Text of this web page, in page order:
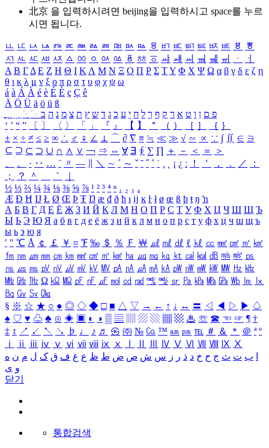
北京 을 입력하시려면 beijing을 입력하시고 space를 누르
시면 됩니다.
ㅥ ㅦ ㅧ ㅨ ㅩ ㅪ ㅫ ㅬ ㅭ ㅮ ㅯ ㅰ ㅱ ㅲ ㅳ ㅴ ㅵ ㅶ ㅷ ㅸ
ㅹ
ㅺ ㅻ ㅼ ㅽ ㅾ ㅿ ㆀ ㆁ ㆂ ㆃ ㆄ ㆅ ㆆ ㆇ ㆈ ㆉ ㆊ ㆋ ㆌ ㆍ
ㆎ
Α Β ΓΔ Ε Ζ Η Θ Ι ΚΛ Μ Ν Ξ Ο Π Ρ Σ ΤΥ Φ Χ Ψ Ω α β γ δ ε ζ η
θ ι κ λ μ ν ξ ο π ρ σ τ υ φ χ ψ ω
á à Á À é è É È ç Ç ê
Ä Ö Ü ä ö ü ß
ִֶֹ ֻּ ׁׂ פ ם ן ו ט א ר ק ף ך ל ח י ע כ ג ד ש ץ ת צ מ נ ה ב
‘ ’ “ ” 〔 〕 〈 〉 「 」 『 』 【 】 ＂ （ ） ［ ］ ｛ ｝
± × ÷ ≠ ≤ ≥ ∞ ∴ ♂ ♀ ∠ ⊥ ⌒ ∂ ∇ ≡ ≒ ≪ ≫ √ ∽ ∝ ∵ ∫ ∬ ∈ ∋
⊆ ⊇ ⊂ ⊃ ∪ ∩ ∧ ∨ ￢ ⇒ ⇔ ∀ ∃ ∮ ∑ ∏ ＋ － ＜ ＝
＞
、
。 · ‥ … ¨ 〃 ― ＼ ∼ ´ ～ ˇ ˘ ˝ ˚ ˙ ¸ ¡ ¿ ː ！ ＇ ， ． ／
：
；
？ ＾ ｀
½ ⅓ ⅔ ¼ ¾ ⅛ ⅜ ⅝ ⅞ ¹ ² ³ ⁴ ⁿ ₁ ₂ ₃ ₄
Æ Ð Ħ Ĳ Ł Ø Œ Þ Ŧ Ŋ æ đ ð ħ ı ĳ ĸ ŀ ł ø œ ß þ ŧ ŋ ŉ
А Б В Г Д Е Ё Ж З И Й К Л М Н О П Р С Т У Ф Х Ц Ч Ш Щ Ъ
Ы Ь Э Ю Я а б в г д е ё ж з и й к л м н о п р с т у ф х ц ч ш щ ъ
ы ь э ю я
′ ″ ℃ Å ￠ ￡ ￥ ¤ ℉ ‰ ＄ ％ Ｆ ￦ ㎕ ㎖ ㎗ ℓ ㎘ ㏄ ㎣ ㎤ ㎥ ㎦
㎙ ㎚ ㎛ ㎜ ㎝ ㎞ ㎟ ㎠ ㎡ ㎢ ㏊ ㎍ ㎎ ㎏ ㏏ ㎈ ㎉ ㏈ ㎧ ㎨ ㎰
㎱ ㎲ ㎳ ㎴ ㎵ ㎶ ㎷ ㎸ ㎹ ㎀ ㎁ ㎂ ㎃ ㎄ ㎺ ㎻ ㎽ ㎾ ㎿ ㎐ ㎑
㎒ ㎓ ㎔ Ω ㏀ ㏁ ㎊ ㎋ ㎌ ㏖ ㏅ ㎭ ㎮ ㎯ ㏛ ㎩ ㎪ ㎫ ㎬ ㏝ ㏐
㏓
㏃ ㏉ ㏜ ㏆
§ ※ ☆ ★ ○ ● ◎ ◇ ◆ □ ■ △ ▽ → ← ↑ ↓ ↔ 〓 ◁ ◀ ▷ ▶ ♤
♠ ♡ ♥ ♧ ♣ ⊙ ◈ ▣ ◐ ◑ ▒ ▤ ▨ ▧ ▦ ▩ ♨ ☏ ☎ ☜ ☞ ¶ †
‡ ↕ ↗ ↙ ↖ ↘ ♭ ♩ ♪ ♬ ㉿ ㈜ № ㏇ ™ ㏂ ㏘ ℡ ＃ ＆ ＊ ＠ ª º
ⅰ
ⅱ ⅲ ⅳ ⅴ ⅵ ⅶ ⅷ ⅸ ⅹ Ⅳ Ⅴ Ⅵ Ⅶ Ⅷ Ⅸ Ⅹ
ب ت ث ج ح خ د ذ ر ز س ش ص ض ط ظ ع غ ف ق ک ل م ن ه
و ی
닫기
통합검색